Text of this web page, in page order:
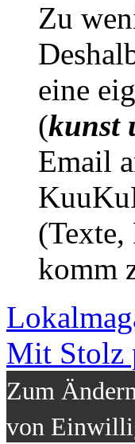
Zu
eine
(kunst
Email
(Texte,
komm
Mit Stolz
Zum
von